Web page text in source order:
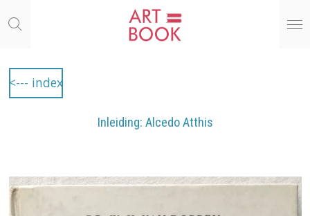
direct
hoofdinhoud
<--- index
Inleiding: Alcedo Atthis